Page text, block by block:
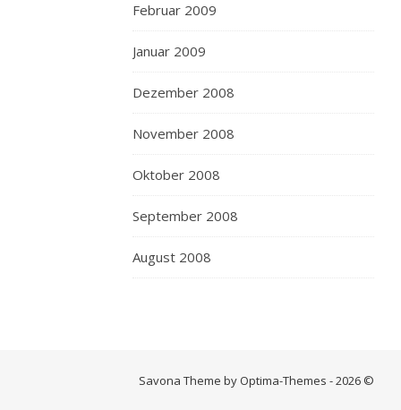
Februar 2009
Januar 2009
Dezember 2008
November 2008
Oktober 2008
September 2008
August 2008
Savona Theme by Optima-Themes - 2026 ©